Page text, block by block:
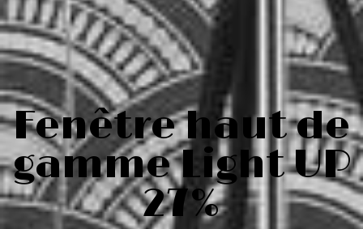
Fenêtre haut de
gamme Light UP
27%